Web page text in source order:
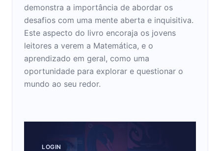
demonstra a importância de abordar os
desafios com uma mente aberta e inquisitiva.
Este aspecto do livro encoraja os jovens
leitores a verem a Matemática, e o
aprendizado em geral, como uma
oportunidade para explorar e questionar o
mundo ao seu redor.
LOGIN